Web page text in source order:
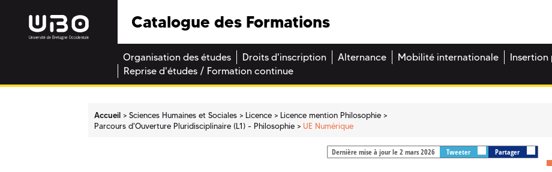
Catalogue des Formations
Organisation des études Droits d'inscription Alternance Mobilité internationale
Reprise d'études / Formation continue
Accueil Sciences Humaines et Sociales Licence
Licence mention Philosophie
Parcours d'Ouverture Pluridisciplinaire (L1) - Philosophie
UE Numérique
Dernière mise à jour le 2 mars 2026 Tweeter Partager